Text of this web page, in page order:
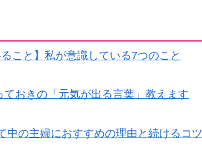
こと】私が意識している7つのこと
ておきの「元気が出る言葉」教えます
中の主婦におすすめの理由と続けるコツ